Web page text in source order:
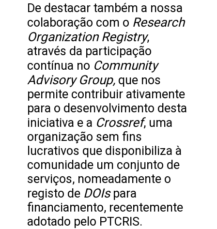
De destacar também a nossa
colaboração com o Research
Organization Registry,
através da participação
contínua no Community
Advisory Group, que nos
permite contribuir ativamente
para o desenvolvimento desta
iniciativa e a Crossref, uma
organização sem fins
lucrativos que disponibiliza à
comunidade um conjunto de
serviços, nomeadamente o
registo de DOIs para
financiamento, recentemente
adotado pelo PTCRIS.